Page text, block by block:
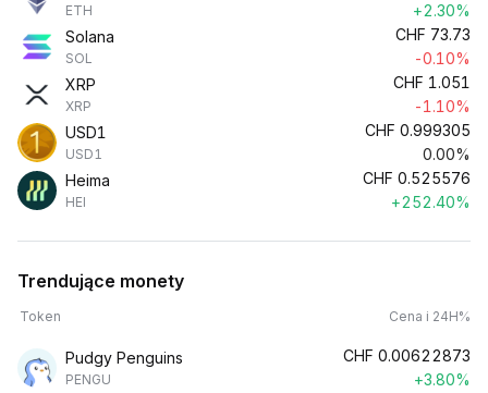
ETH
+2.30%
Solana
SOL
CHF 73.73
-0.10%
XRP
XRP
CHF 1.051
-1.10%
USD1
USD1
CHF 0.999305
0.00%
Heima
HEI
CHF 0.525576
+252.40%
Trendujące monety
Token Cena i 24H%
Pudgy Penguins
PENGU
CHF 0.00622873
+3.80%